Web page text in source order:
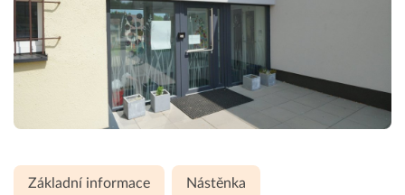
Základní informace Nástěnka